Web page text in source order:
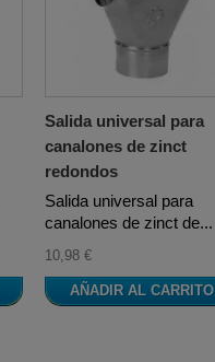
Salida universal para
canalones de zinct
redondos
Salida universal para
canalones de zinct de...
10,98 €
AÑADIR AL CARRITO